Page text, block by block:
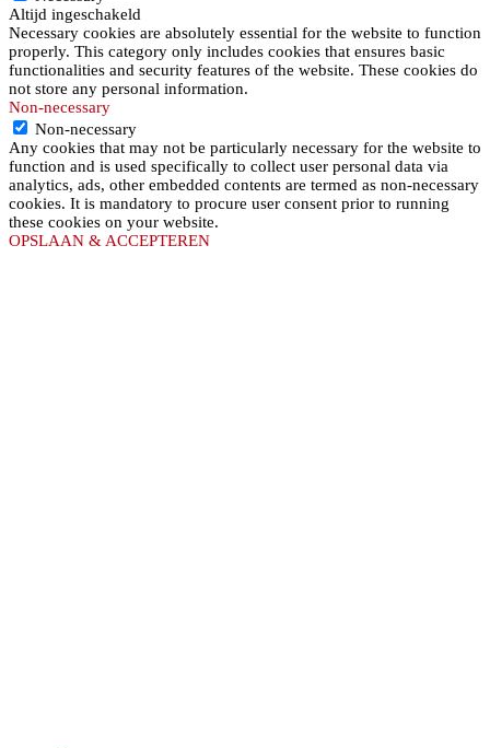
Altijd ingeschakeld
Necessary cookies are absolutely essential for the website to function
properly. This category only includes cookies that ensures basic
functionalities and security features of the website. These cookies do
not store any personal information.
Non-necessary
Non-necessary
Any cookies that may not be particularly necessary for the website to
function and is used specifically to collect user personal data via
analytics, ads, other embedded contents are termed as non-necessary
cookies. It is mandatory to procure user consent prior to running
these cookies on your website.
OPSLAAN & ACCEPTEREN